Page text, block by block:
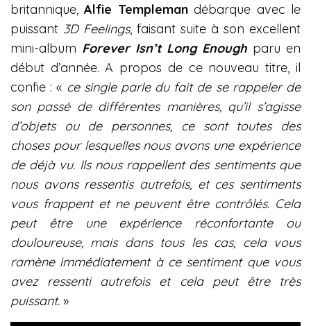
britannique,Alfie Templeman débarque avec le
puissant 3D Feelings, faisant suite à son excellent
mini-album Forever Isn’t Long Enough paru en
début d’année. A propos de ce nouveau titre, il
confie : « ce single parle du fait de se rappeler de
son passé de différentes manières, qu’il s’agisse
d’objets ou de personnes, ce sont toutes des
choses pour lesquelles nous avons une expérience
de déjà vu. Ils nous rappellent des sentiments que
nous avons ressentis autrefois, et ces sentiments
vous frappent et ne peuvent être contrôlés. Cela
peut être une expérience réconfortante ou
douloureuse, mais dans tous les cas, cela vous
ramène immédiatement à ce sentiment que vous
avez ressenti autrefois et cela peut être très
puissant. »